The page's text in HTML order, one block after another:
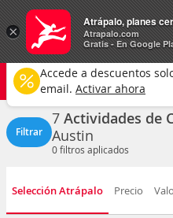
Actividades
Austin ciudad
Cultura y turismo Cualquier
Filtrar
7 Actividades de
Austin
0filtros aplicados
Selección Atrápalo Precio
×
Atrápalo, planes
Atrapalo.com
Gratis - En Google
Accede a descuentos
email. Activar ahora